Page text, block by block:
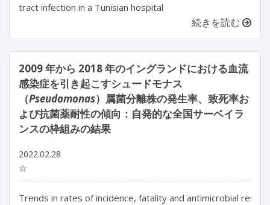
tract infection in a Tunisian hospital
続きを読む
2009 年から 2018 年のイングランドにおける血流
感染症を引き起こすシュードモナス
（Pseudomonas）属菌分離株の発生率、致死率お
よび抗菌薬耐性の傾向：自発的な全国サーベイラ
ンスの枠組みの結果
2022.02.28
☆
Trends in rates of incidence, fatality and antimicrobial